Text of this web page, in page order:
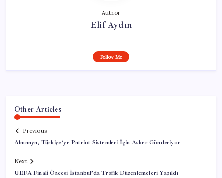
Author
Elif Aydın
Follow Me
Other Articles
Previous
Almanya, Türkiye’ye Patriot Sistemleri İçin Asker Gönderiyor
Next
UEFA Finali Öncesi İstanbul’da Trafik Düzenlemeleri Yapıldı